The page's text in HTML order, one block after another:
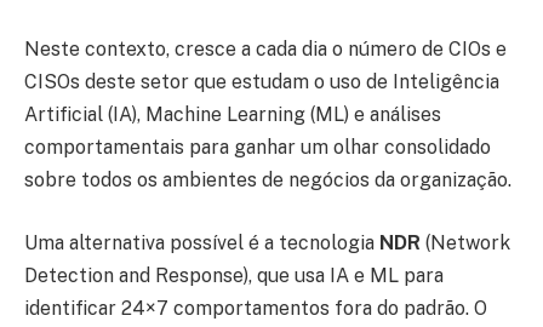
Neste contexto, cresce a cada dia o número de CIOs e
CISOs deste setor que estudam o uso de Inteligência
Artificial (IA), Machine Learning (ML) e análises
comportamentais para ganhar um olhar consolidado
sobre todos os ambientes de negócios da organização.
Uma alternativa possível é a tecnologia NDR (Network
Detection and Response), que usa IA e ML para
identificar 24×7 comportamentos fora do padrão. O